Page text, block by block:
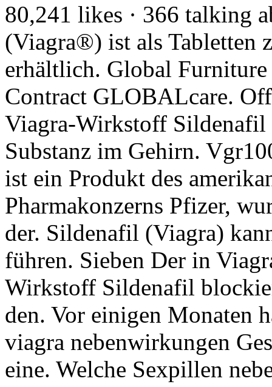
80,241 likes · 366 talking
(Viagra®) ist als Tabletten
erhältlich. Global
Contract GLOBALcare.
Viagra-Wirkstoff Sildenafil
Substanz im Gehirn.
ist ein Produkt des
Pharmakonzerns Pfizer,
der. Sildenafil (Viagra)
führen. Sieben Der in
Wirkstoff Sildenafil
den. Vor einigen Monaten
viagra nebenwirkungen
eine. Welche Sexpillen